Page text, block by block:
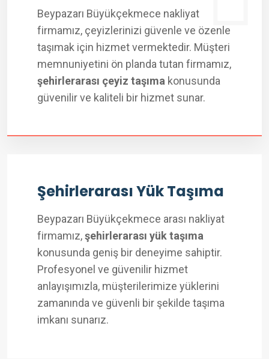
Beypazarı Büyükçekmece nakliyat
firmamız, çeyizlerinizi güvenle ve özenle
taşımak için hizmet vermektedir. Müşteri
memnuniyetini ön planda tutan firmamız,
şehirlerarası çeyiz taşıma konusunda
güvenilir ve kaliteli bir hizmet sunar.
Şehirlerarası Yük Taşıma
Beypazarı Büyükçekmece arası nakliyat
firmamız,şehirlerarası yük taşıma
konusunda geniş bir deneyime sahiptir.
Profesyonel ve güvenilir hizmet
anlayışımızla, müşterilerimize yüklerini
zamanında ve güvenli bir şekilde taşıma
imkanı sunarız.